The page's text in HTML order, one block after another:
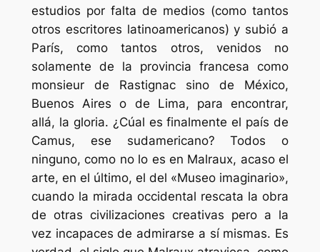
estudios por falta de medios (como tantos
otros escritores latinoamericanos) y subió a
París, como tantos otros, venidos no
solamente de la provincia francesa como
monsieur de Rastignac sino de México,
Buenos Aires o de Lima, para encontrar,
allá, la gloria. ¿Cúal es finalmente el país de
Camus, ese sudamericano? Todos o
ninguno, como no lo es en Malraux, acaso el
arte, en el último, el del «Museo imaginario»,
cuando la mirada occidental rescata la obra
de otras civilizaciones creativas pero a la
vez incapaces de admirarse a sí mismas. Es